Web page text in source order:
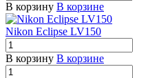
В корзину В корзине
Nikon Eclipse LV150
В корзину В корзине